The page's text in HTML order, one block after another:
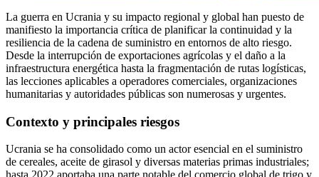
La guerra en Ucrania y su impacto regional y global han puesto de
manifiesto la importancia crítica de planificar la continuidad y la
resiliencia de la cadena de suministro en entornos de alto riesgo.
Desde la interrupción de exportaciones agrícolas y el daño a la
infraestructura energética hasta la fragmentación de rutas logísticas,
las lecciones aplicables a operadores comerciales, organizaciones
humanitarias y autoridades públicas son numerosas y urgentes.
Contexto y principales riesgos
Ucrania se ha consolidado como un actor esencial en el suministro
de cereales, aceite de girasol y diversas materias primas industriales;